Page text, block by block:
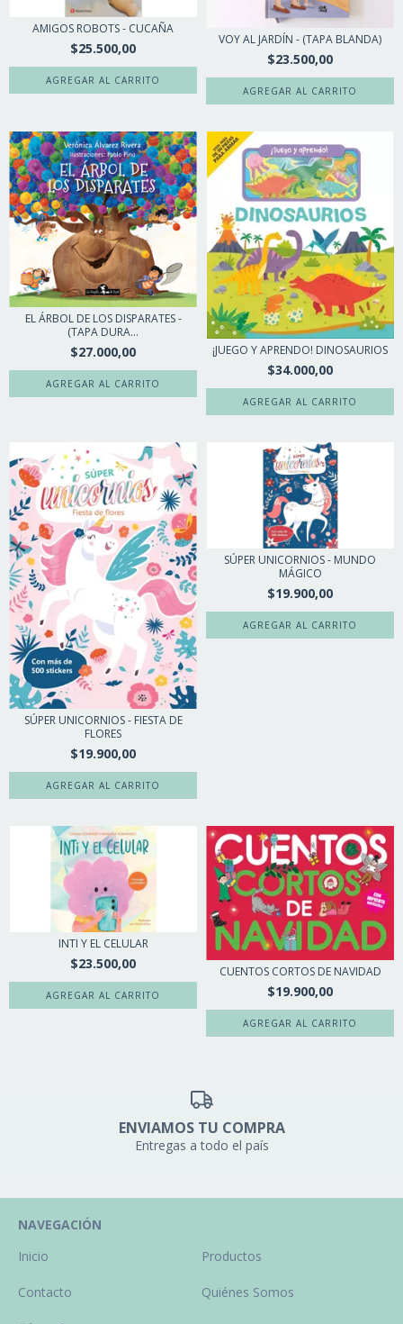
AMIGOS ROBOTS - CUCAÑA
$25.500,00
VOY AL JARDÍN - (TAPA BLANDA)
$23.500,00
EL ÁRBOL DE LOS DISPARATES -
(TAPA DURA...
$27.000,00 ¡JUEGO Y APRENDO! DINOSAURIOS
$34.000,00
SÚPER UNICORNIOS - FIESTA DE
FLORES
$19.900,00
SÚPER UNICORNIOS - MUNDO
MÁGICO
$19.900,00
INTI Y EL CELULAR
$23.500,00
CUENTOS CORTOS DE NAVIDAD
$19.900,00
ENVIAMOS TU COMPRA
Entregas a todo el país
NAVEGACIÓN
Inicio
Productos
Contacto Quiénes Somos